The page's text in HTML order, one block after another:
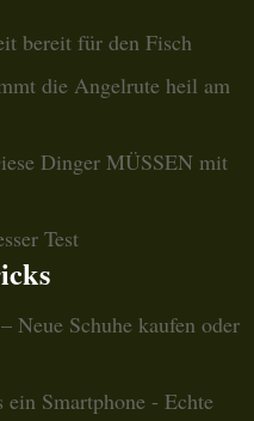
bereit für den Fisch
die Angelrute heil am
Dinger MÜSSEN mit
Test
Neue Schuhe kaufen oder
Smartphone - Echte